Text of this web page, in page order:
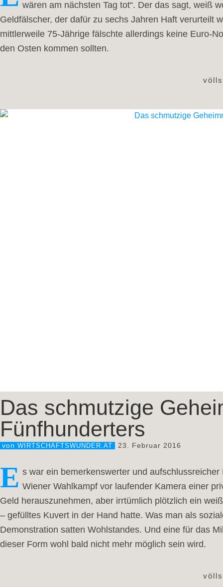
wären am nächsten Tag tot“. Der das sagt, weiß
Geldfälscher, der dafür zu sechs Jahren Haft verurteilt
mittlerweile 75-Jährige fälschte allerdings keine Euro-
den Osten kommen sollten.
Das schmutzige
Fünfhunderters
von WIRTSCHAFTSWUNDER.AT 23. Februar 2016
E s war ein bemerkenswerter und
Wiener Wahlkampf vor laufender Kamera einer
Geld herauszunehmen, aber irrtümlich plötzlich ein
– gefülltes Kuvert in der Hand hatte. Was man als
Demonstration satten Wohlstandes. Und eine für das
dieser Form wohl bald nicht mehr möglich sein wird.